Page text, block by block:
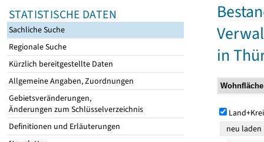
STATISTISCHE DATEN
Sachliche Suche
Regionale Suche
Kürzlich bereitgestellte Daten
Allgemeine Angaben, Zuordnungen
Gebietsveränderungen,
Änderungen zum Schlüsselverzeichnis
Definitionen und Erläuterungen
in